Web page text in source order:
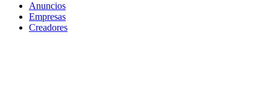
Anuncios
Empresas
Creadores